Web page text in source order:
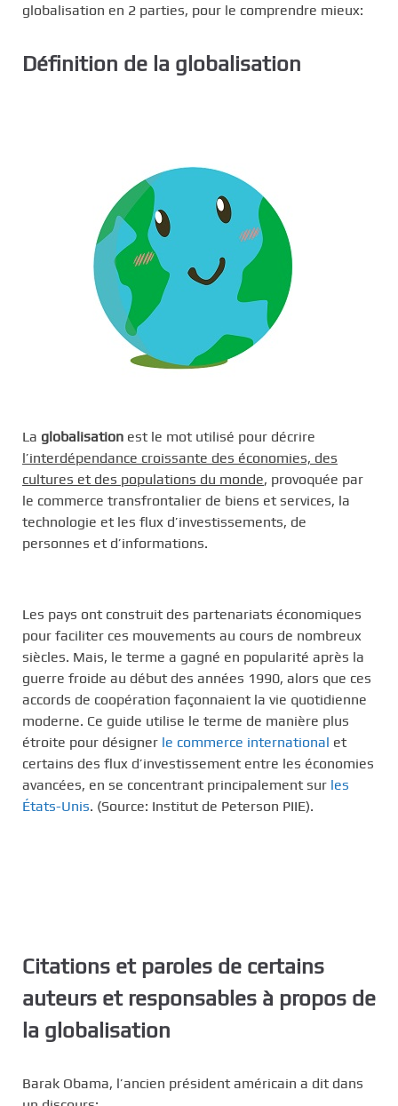
globalisation en 2 parties, pour le comprendre mieux:
Définition de la globalisation
La globalisation est le mot utilisé pour décrire
l’interdépendance croissante des économies, des
cultures et des populations du monde, provoquée par
le commerce transfrontalier de biens et services, la
technologie et les flux d’investissements, de
personnes et d’informations.
Les pays ont construit des partenariats économiques
pour faciliter ces mouvements au cours de nombreux
siècles. Mais, le terme a gagné en popularité après la
guerre froide au début des années 1990, alors que ces
accords de coopération façonnaient la vie quotidienne
moderne. Ce guide utilise le terme de manière plus
étroite pour désigner le commerce international et
certains des flux d’investissement entre les économies
avancées, en se concentrant principalement sur les
États-Unis. (Source: Institut de Peterson PIIE).
Citations et paroles de certains
auteurs et responsables à propos de
la globalisation
Barak Obama, l’ancien président américain a dit dans